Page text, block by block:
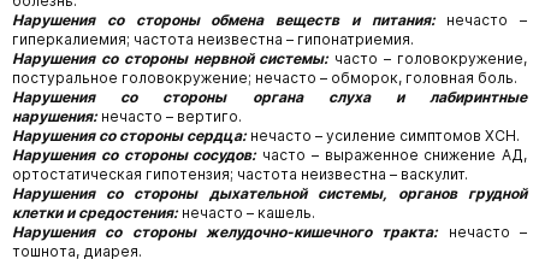
Нарушения со стороны обмена веществ и питания:
нечасто –
гиперкалиемия; частота неизвестна – гипонатриемия.
Нарушения со стороны нервной системы:часто – головокружение,
постуральное головокружение; нечасто – обморок, головная боль.
Нарушения со стороны органа слуха и лабиринтные
нарушения: нечасто – вертиго.
Нарушения со стороны сердца: нечасто – усиление симптомов ХСН.
Нарушения со стороны сосудов: часто – выраженное снижение АД,
ортостатическая гипотензия; частота неизвестна – васкулит.
Нарушения со стороны дыхательной системы, органов грудной
клетки и средостения:нечасто – кашель.
Нарушения со стороны желудочно-кишечного тракта:нечасто –
тошнота, диарея.